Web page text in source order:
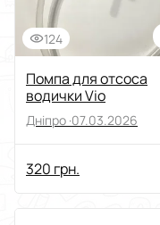
124
Помпа для отсоса
водички Vio
Дніпро ·07.03.2026
320 грн.